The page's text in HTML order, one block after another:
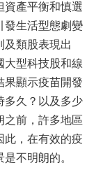
資產平衡和慎選
發生活型態劇變
及類股表現出
大型科技股和線
果顯示疫苗開發
多久？以及多少
之前，許多地區
此，在有效的疫
不明朗的。